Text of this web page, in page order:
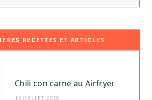
RECETTES ET ARTICLES
Chili con carne au Airfryer
16 JUILLET 2026